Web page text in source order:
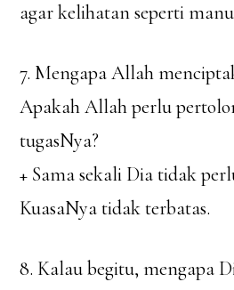
agar kelihatan seperti
7. Mengapa Allah
Apakah Allah perlu
tugasNya?
+ Sama sekali Dia tidak
KuasaNya tidak terbatas.
8. Kalau begitu, mengapa